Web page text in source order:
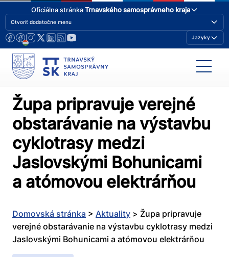
Oficiálna stránkaTrnavského samosprávneho kraja
Otvoriť dodatočne menu
Jazyky
Župa pripravuje verejné
obstarávanie na výstavbu
cyklotrasy medzi
Jaslovskými Bohunicami
a atómovou elektrárňou
Domovská stránka > Aktuality > Župa pripravuje
verejné obstarávanie na výstavbu cyklotrasy medzi
Jaslovskými Bohunicami a atómovou elektrárňou